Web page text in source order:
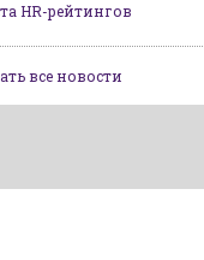
HR-рейтингов
все новости